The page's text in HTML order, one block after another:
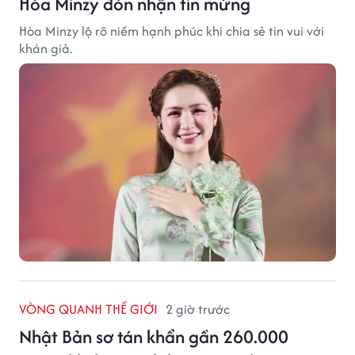
Hòa Minzy lộ rõ niềm hạnh phúc khi chia sẻ tin vui với
khán giả.
VÒNG QUANH THẾ GIỚI 2 giờ trước
Nhật Bản sơ tán khẩn gần 260.000